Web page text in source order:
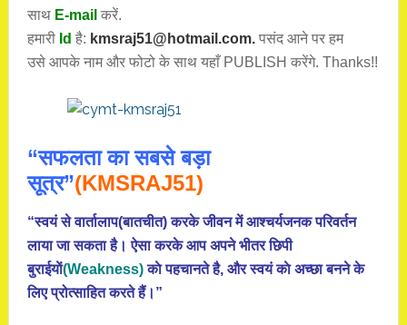
साथ E-mail करें.
हमारी Id है: kmsraj51@hotmail.com. पसंद आने पर हम
उसे आपके नाम और फोटो के साथ यहाँ PUBLISH करेंगे. Thanks!!
“सफलता का सबसे बड़ा
सूत्र”(KMSRAJ51)
“स्वयं से वार्तालाप(बातचीत) करके जीवन में आश्चर्यजनक परिवर्तन
लाया जा सकता है। ऐसा करके आप अपने भीतर छिपी
बुराईयाें(Weakness)काे पहचानते है, और स्वयं काे अच्छा बनने के
लिए प्रोत्साहित करते हैं।”